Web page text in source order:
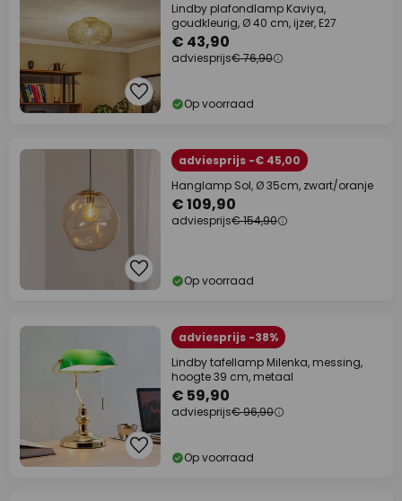
Lindby plafondlamp Kaviya,
goudkleurig, Ø 40 cm, ijzer, E27
€ 43,90
adviesprijs€ 76,90
Op voorraad
adviesprijs -€ 45,00
Hanglamp Sol, Ø 35cm, zwart/oranje
€ 109,90
adviesprijs€ 154,90
Op voorraad
adviesprijs -38%
Lindby tafellamp Milenka, messing,
hoogte 39 cm, metaal
€ 59,90
adviesprijs€ 96,90
Op voorraad